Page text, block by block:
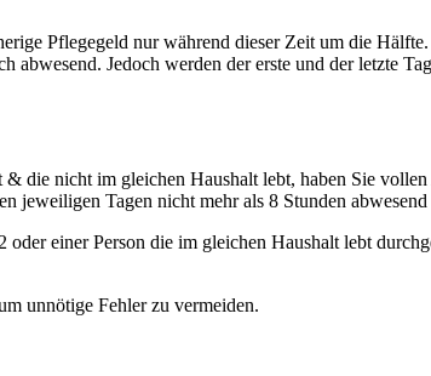
Pflegegeld nur während dieser Zeit um die
Jedoch werden der erste und der letzte
die nicht im gleichen Haushalt lebt, haben Sie
jeweiligen Tagen nicht mehr als 8 Stunden abwesend
einer Person die im gleichen Haushalt lebt
unnötige Fehler zu vermeiden.